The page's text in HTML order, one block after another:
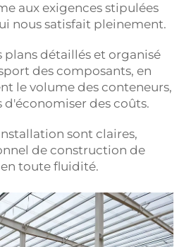
aux exigences stipulées
nous satisfait pleinement.
plans détaillés et organisé
des composants, en
le volume des conteneurs,
d'économiser des coûts.
sont claires,
de construction de
toute fluidité.